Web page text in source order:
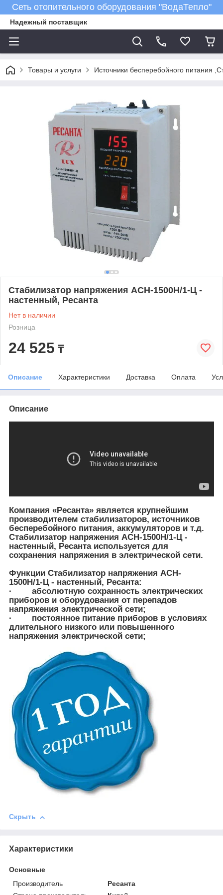
Сеть отопительного оборудования "ВодаТепло"
Надежный поставщик
Товары и услуги Источники бесперебойного питания
Стабилизатор напряжения ACH-1500Н/1-Ц -
настенный, Ресанта
Нет в наличии
Розница
24 525 ₸
Описание Характеристики Доставка Оплата
Описание
Компания «Ресанта» является крупнейшим
производителем стабилизаторов, источников
бесперебойного питания, аккумуляторов и т.д.
Стабилизатор напряжения ACH-1500Н/1-Ц -
настенный, Ресанта используется для
сохранения напряжения в электрической сети.
Функции Стабилизатор напряжения ACH-
1500Н/1-Ц - настенный, Ресанта:
· абсолютную сохранность электрических
приборов и оборудования от перепадов
напряжения электрической сети;
· постоянное питание приборов в условиях
длительного низкого или повышенного
напряжения электрической сети;
Скрыть
Характеристики
Основные
Производитель
Ресанта